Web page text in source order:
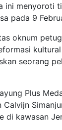
ini menyoroti
pada 9
oknum
seorang
Plus
di kawasan